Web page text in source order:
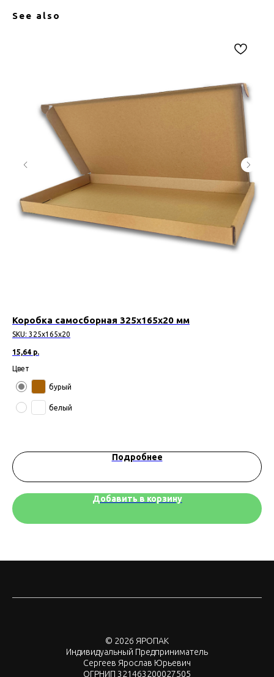
See also
Коробка самосборная 325х165х20 мм
SKU: 325х165х20
15,64 р.
Цвет
бурый
белый
Подробнее
Добавить в корзину
© 2026 ЯРОПАК
Индивидуальный Предприниматель
Сергеев Ярослав Юрьевич
ОГРНИП 321463200027505